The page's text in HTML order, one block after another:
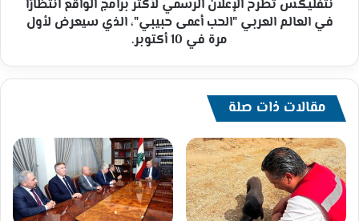
العربي
حبيبي"،
سيعرض
لأول
مرة
في
10
أكتوبر.
نتفليكس تطرح الإعلان الرسمي لأكثر برامج الواقع انتظارًا
في العالم العربي "الحب أعمى حبيبي"، الذي سيعرض لأول
مرة في 10 أكتوبر.
مقالات ذات صلة